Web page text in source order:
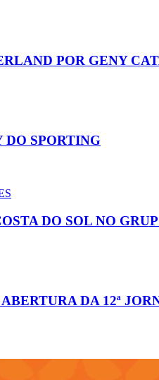
POR GENY
DO SPORTING
DO SOL NO
DA 12ª